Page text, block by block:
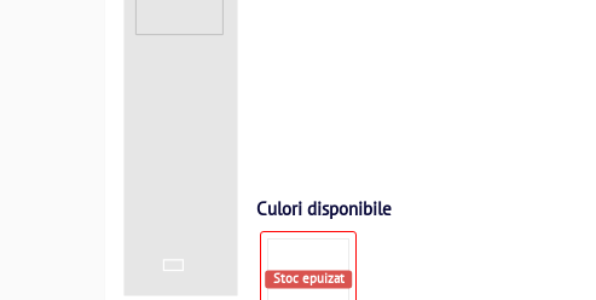
Culori disponibile
Stoc epuizat